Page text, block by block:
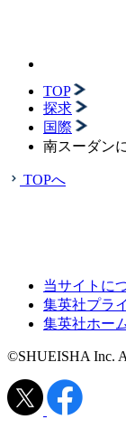
TOP
探求
国際
南スーダン
TOPへ
当サイトに
集英社プラ
集英社ホー
©SHUEISHA Inc.